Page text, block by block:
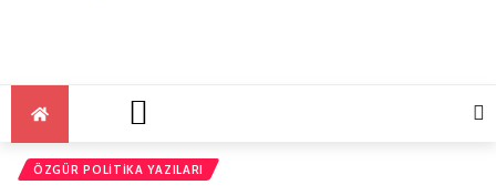
ÖZGÜR POLITIKA YAZILARI